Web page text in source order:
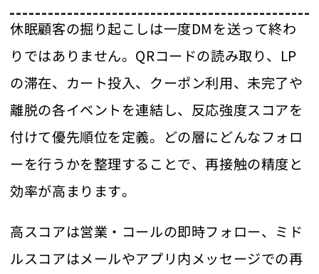
休眠顧客の掘り起こしは一度DMを送って終わ
りではありません。QRコードの読み取り、LP
の滞在、カート投入、クーポン利用、未完了や
離脱の各イベントを連結し、反応強度スコアを
付けて優先順位を定義。どの層にどんなフォロ
ーを行うかを整理することで、再接触の精度と
効率が高まります。
高スコアは営業・コールの即時フォロー、ミド
ルスコアはメールやアプリ内メッセージでの再